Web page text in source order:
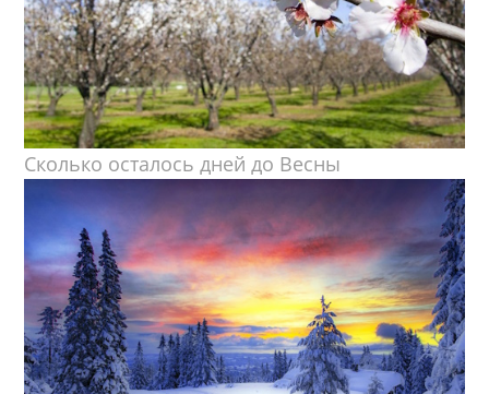
Сколько осталось дней до Весны